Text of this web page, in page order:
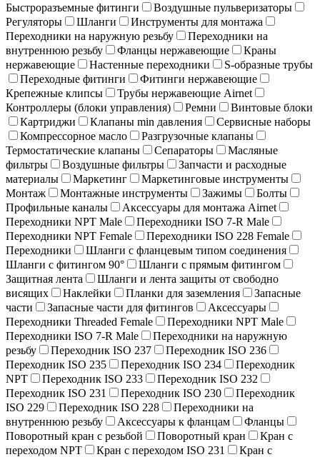
Быстроразъемные фитинги
Воздушные пульверизаторы
Регуляторы
Шланги
Инструменты для монтажа
Переходники на наружную резьбу
Переходники на
внутреннюю резьбу
Фланцы нержавеющие
Краны
нержавеющие
Настенныe переходники
S-образные трубы
Переходные фитинги
Фитинги нержавеющие
Крепежные клипсы
Трубы нержавеющие Airnet
Контроллеры (блоки управления)
Ремни
Винтовые блоки
Картриджи
Клапаны min давления
Сервисные наборы
Компрессорное масло
Разгрузочные клапаны
Термостатические клапаны
Сепараторы
Масляные
фильтры
Воздушные фильтры
Запчасти и расходные
материалы
Маркетинг
Маркетинговые инструменты
Монтаж
Монтажные инструменты Зажимы
Болты
Профильные каналы
Аксессуары для монтажа Airnet
Переходники NPT Male
Переходники ISO 7-R Male
Переходники NPT Female
Переходники ISO 228 Female
Переходники
Шланги с фланцевым типом соединения
Шланги с фитингом 90°
Шланги с прямым фитингом
Защитная лента
Шланги и лента защиты от свободно
висящих
Наклейки Планки для заземления
Запасные
части
Запасные части для фитингов
Аксессуары
Переходники Threaded Female
Переходники NPT Male
Переходники ISO 7-R Male
Переходники на наружную
резьбу
Переходник ISO 237
Переходник ISO 236
Переходник ISO 235
Переходник ISO 234
Переходник
NPT
Переходник ISO 233
Переходник ISO 232
Переходник ISO 231
Переходник ISO 230
Переходник
ISO 229
Переходник ISO 228
Переходники на
внутреннюю резьбу
Аксессуары к фланцам
Фланцы
Поворотный кран c резьбой
Поворотный кран
Кран с
переходом NPT
Кран с переходом ISO 231
Кран с